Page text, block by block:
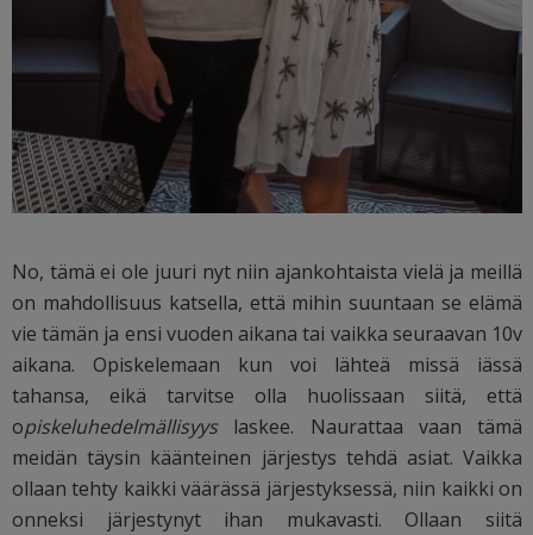
No, tämä ei ole juuri nyt niin ajankohtaista vielä ja meillä
on mahdollisuus katsella, että mihin suuntaan se elämä
vie tämän ja ensi vuoden aikana tai vaikka seuraavan 10v
aikana. Opiskelemaan kun voi lähteä missä iässä
tahansa, eikä tarvitse olla huolissaan siitä, että
opiskeluhedelmällisyyslaskee. Naurattaa vaan tämä
meidän täysin käänteinen järjestys tehdä asiat. Vaikka
ollaan tehty kaikki väärässä järjestyksessä, niin kaikki on
onneksi järjestynyt ihan mukavasti. Ollaan siitä